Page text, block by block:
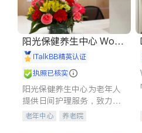
阳光保健养生中心 World
shine
iTalkBB精英认证
执照已核实
阳光保健养生中心为老年人
提供日间护理服务，致力于
通过持续的护理创新来有效
老年中心 养老院